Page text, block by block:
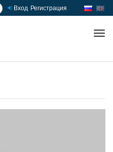
Вход Регистрация